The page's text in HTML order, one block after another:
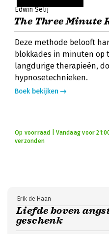
Edwin Selij
The Three Minute
Deze methode belooft
blokkades in minuten op
langdurige therapieën,
hypnosetechnieken.
Boek bekijken
Op voorraad | Vandaag voor
verzonden
Liefde boven
geschenk
Erik de Haan